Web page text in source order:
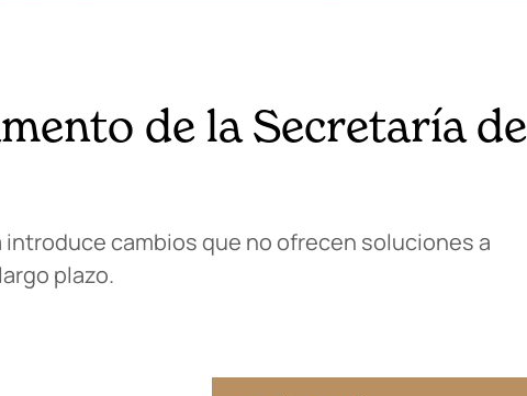
de la Secretaría de
cambios que no ofrecen soluciones a
plazo.